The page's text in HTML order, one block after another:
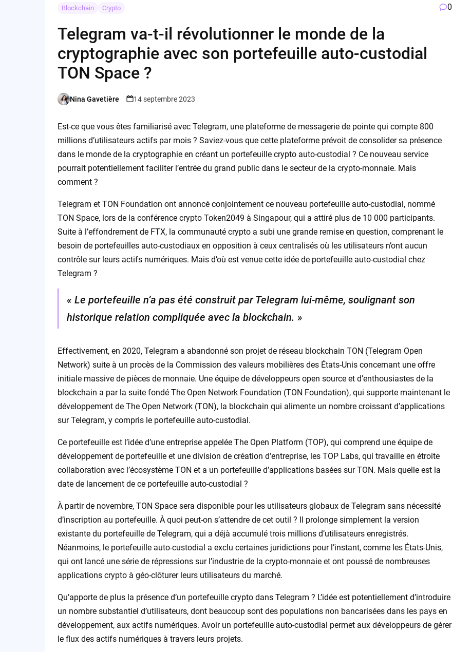
Blockchain Crypto 0
Telegram va-t-il révolutionner le monde de la
cryptographie avec son portefeuille auto-custodial
TON Space ?
Posted
Nina Gavetière 14 septembre 2023
Est-ce que vous êtes familiarisé avec Telegram, une plateforme de messagerie de pointe qui compte 800
millions d’utilisateurs actifs par mois ? Saviez-vous que cette plateforme prévoit de consolider sa présence
dans le monde de la cryptographie en créant un portefeuille crypto auto-custodial ? Ce nouveau service
pourrait potentiellement faciliter l’entrée du grand public dans le secteur de la crypto-monnaie. Mais
comment ?
Telegram et TON Foundation ont annoncé conjointement ce nouveau portefeuille auto-custodial, nommé
TON Space, lors de la conférence crypto Token2049 à Singapour, qui a attiré plus de 10 000 participants.
Suite à l’effondrement de FTX, la communauté crypto a subi une grande remise en question, comprenant le
besoin de portefeuilles auto-custodiaux en opposition à ceux centralisés où les utilisateurs n’ont aucun
contrôle sur leurs actifs numériques. Mais d’où est venue cette idée de portefeuille auto-custodial chez
Telegram ?
« Le portefeuille n’a pas été construit par Telegram lui-même, soulignant son
historique relation compliquée avec la blockchain. »
Effectivement, en 2020, Telegram a abandonné son projet de réseau blockchain TON (Telegram Open
Network) suite à un procès de la Commission des valeurs mobilières des États-Unis concernant une offre
initiale massive de pièces de monnaie. Une équipe de développeurs open source et d’enthousiastes de la
blockchain a par la suite fondé The Open Network Foundation (TON Foundation), qui supporte maintenant le
développement de The Open Network (TON), la blockchain qui alimente un nombre croissant d’applications
sur Telegram, y compris le portefeuille auto-custodial.
Ce portefeuille est l’idée d’une entreprise appelée The Open Platform (TOP), qui comprend une équipe de
développement de portefeuille et une division de création d’entreprise, les TOP Labs, qui travaille en étroite
collaboration avec l’écosystème TON et a un portefeuille d’applications basées sur TON. Mais quelle est la
date de lancement de ce portefeuille auto-custodial ?
À partir de novembre, TON Space sera disponible pour les utilisateurs globaux de Telegram sans nécessité
d’inscription au portefeuille. À quoi peut-on s’attendre de cet outil ? Il prolonge simplement la version
existante du portefeuille de Telegram, qui a déjà accumulé trois millions d’utilisateurs enregistrés.
Néanmoins, le portefeuille auto-custodial a exclu certaines juridictions pour l’instant, comme les États-Unis,
qui ont lancé une série de répressions sur l’industrie de la crypto-monnaie et ont poussé de nombreuses
applications crypto à géo-clôturer leurs utilisateurs du marché.
Qu’apporte de plus la présence d’un portefeuille crypto dans Telegram ? L’idée est potentiellement d’introduire
un nombre substantiel d’utilisateurs, dont beaucoup sont des populations non bancarisées dans les pays en
développement, aux actifs numériques. Avoir un portefeuille auto-custodial permet aux développeurs de gérer
le flux des actifs numériques à travers leurs projets.